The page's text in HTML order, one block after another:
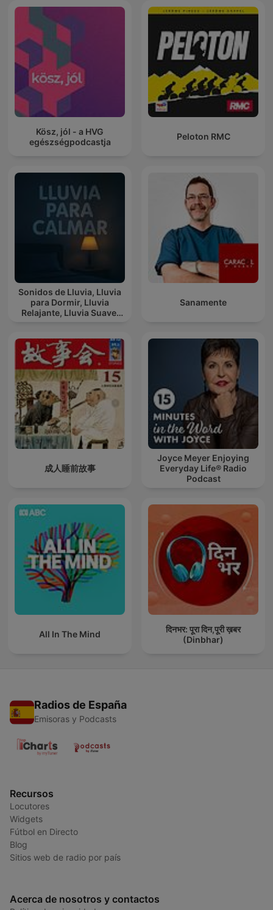
Kösz, jól - a HVG
egészségpodcastja
Peloton RMC
Sonidos de Lluvia, Lluvia
para Dormir, Lluvia
Relajante, Lluvia Suave,
Sanamente
成人睡前故事
Joyce Meyer Enjoying
Everyday Life® Radio
Podcast
All In The Mind
दिनभर: पूरा दिन,पूरी ख़बर
(Dinbhar)
Radios de España
Emisoras y Podcasts
Recursos
Locutores
Widgets
Fútbol en Directo
Blog
Sitios web de radio por país
Acerca de nosotros y contactos